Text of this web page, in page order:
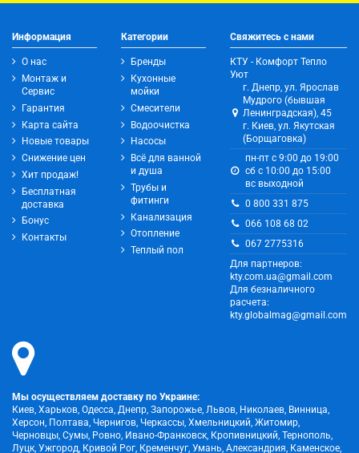
Информация
О нас
Монтаж и
Сервис
Гарантия
Карта сайта
Новые товары
Снижение цен
Хит продаж!
Бесплатная
доставка
Бонус
Контакты
Категории
Бренды
Кухонные
мойки
Смесители
Водоочистка
Насосы
Всё для ванной
и душа
Трубы и
фитинги
Канализация
Отопление
Теплый пол
Свяжитесь с нами
КТУ - Комфорт Тепло
Уют
г. Днепр, ул. Ярослав
Мудрого (бывшая
Ленинградская), 45
г. Киев, ул. Якутская
(Борщаговка)
пн-пт с 9:00 до 19:00
сб с 10:00 до 15:00
вс выходной
0 800 331 875
066 108 68 02
067 2775316
Для партнеров:
kty.com.ua@gmail.com
Для безналичного
расчета:
kty.globalmag@gmail.com
Мы осуществляем доставку по Украине:
Киев, Харьков, Одесса, Днепр, Запорожье, Львов, Николаев, Винница,
Херсон, Полтава, Чернигов, Черкассы, Хмельницкий, Житомир,
Черновцы, Сумы, Ровно, Ивано-Франковск, Кропивницкий, Тернополь,
Луцк, Ужгород, Кривой Рог, Кременчуг, Умань, Александрия, Каменское,